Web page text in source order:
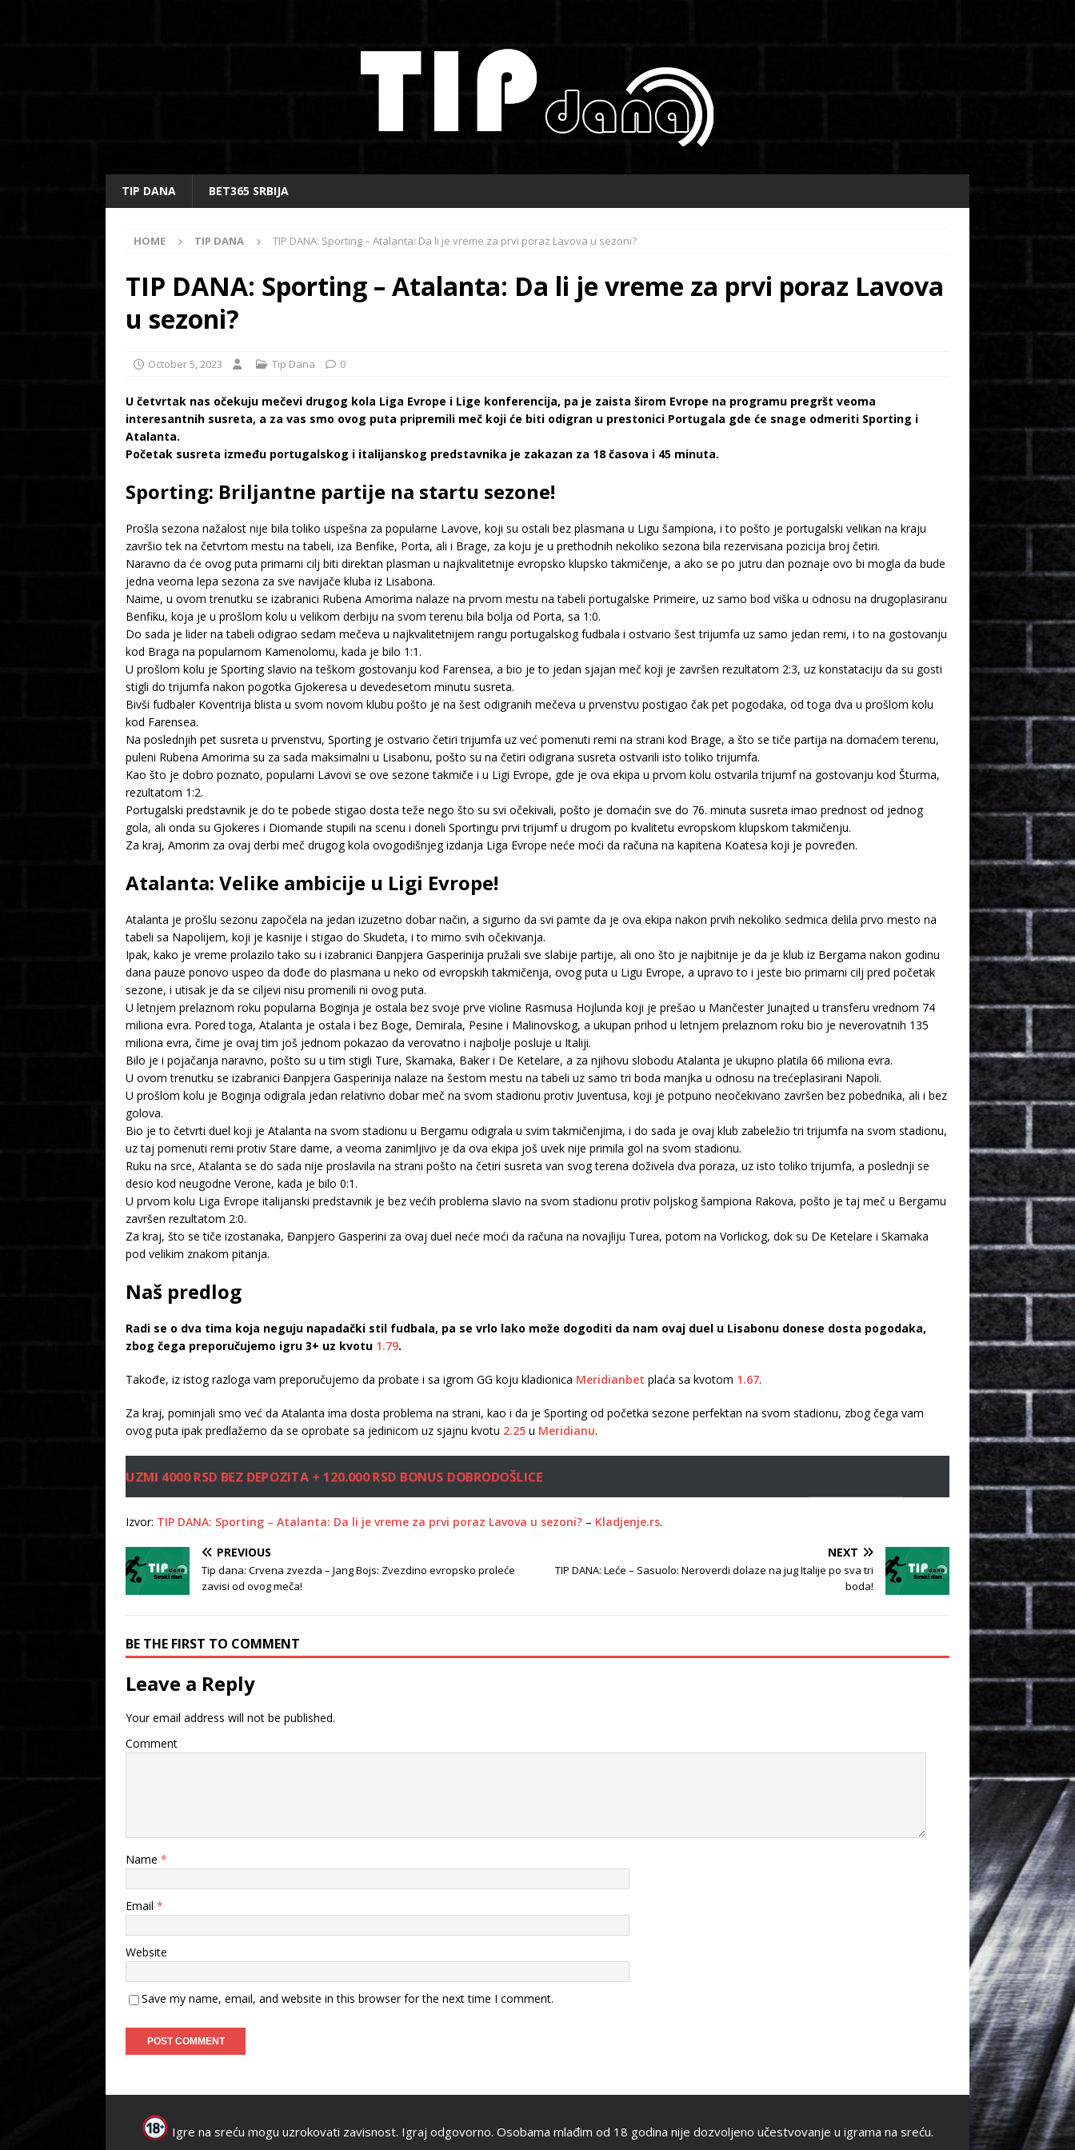
TIP DANA BET365 SRBIJA
HOME TIP DANA TIP DANA: Sporting – Atalanta: Da li je vreme za prvi poraz Lavova u sezoni?
TIP DANA: Sporting – Atalanta: Da li je vreme za prvi poraz Lavova
u sezoni?
October 5, 2023 Tip Dana 0
U četvrtak nas očekuju mečevi drugog kola Liga Evrope i Lige konferencija, pa je zaista širom Evrope na programu pregršt veoma
interesantnih susreta, a za vas smo ovog puta pripremili meč koji će biti odigran u prestonici Portugala gde će snage odmeriti Sporting i
Atalanta.
Početak susreta između portugalskog i italijanskog predstavnika je zakazan za 18 časova i 45 minuta.
Sporting: Briljantne partije na startu sezone!
Prošla sezona nažalost nije bila toliko uspešna za popularne Lavove, koji su ostali bez plasmana u Ligu šampiona, i to pošto je portugalski velikan na kraju
završio tek na četvrtom mestu na tabeli, iza Benfike, Porta, ali i Brage, za koju je u prethodnih nekoliko sezona bila rezervisana pozicija broj četiri.
Naravno da će ovog puta primarni cilj biti direktan plasman u najkvalitetnije evropsko klupsko takmičenje, a ako se po jutru dan poznaje ovo bi mogla da bude
jedna veoma lepa sezona za sve navijače kluba iz Lisabona.
Naime, u ovom trenutku se izabranici Rubena Amorima nalaze na prvom mestu na tabeli portugalske Primeire, uz samo bod viška u odnosu na drugoplasiranu
Benfiku, koja je u prošlom kolu u velikom derbiju na svom terenu bila bolja od Porta, sa 1:0.
Do sada je lider na tabeli odigrao sedam mečeva u najkvalitetnijem rangu portugalskog fudbala i ostvario šest trijumfa uz samo jedan remi, i to na gostovanju
kod Braga na popularnom Kamenolomu, kada je bilo 1:1.
U prošlom kolu je Sporting slavio na teškom gostovanju kod Farensea, a bio je to jedan sjajan meč koji je završen rezultatom 2:3, uz konstataciju da su gosti
stigli do trijumfa nakon pogotka Gjokeresa u devedesetom minutu susreta.
Bivši fudbaler Koventrija blista u svom novom klubu pošto je na šest odigranih mečeva u prvenstvu postigao čak pet pogodaka, od toga dva u prošlom kolu
kod Farensea.
Na poslednjih pet susreta u prvenstvu, Sporting je ostvario četiri trijumfa uz već pomenuti remi na strani kod Brage, a što se tiče partija na domaćem terenu,
puleni Rubena Amorima su za sada maksimalni u Lisabonu, pošto su na četiri odigrana susreta ostvarili isto toliko trijumfa.
Kao što je dobro poznato, popularni Lavovi se ove sezone takmiče i u Ligi Evrope, gde je ova ekipa u prvom kolu ostvarila trijumf na gostovanju kod Šturma,
rezultatom 1:2.
Portugalski predstavnik je do te pobede stigao dosta teže nego što su svi očekivali, pošto je domaćin sve do 76. minuta susreta imao prednost od jednog
gola, ali onda su Gjokeres i Diomande stupili na scenu i doneli Sportingu prvi trijumf u drugom po kvalitetu evropskom klupskom takmičenju.
Za kraj, Amorim za ovaj derbi meč drugog kola ovogodišnjeg izdanja Liga Evrope neće moći da računa na kapitena Koatesa koji je povređen.
Atalanta: Velike ambicije u Ligi Evrope!
Atalanta je prošlu sezonu započela na jedan izuzetno dobar način, a sigurno da svi pamte da je ova ekipa nakon prvih nekoliko sedmica delila prvo mesto na
tabeli sa Napolijem, koji je kasnije i stigao do Skudeta, i to mimo svih očekivanja.
Ipak, kako je vreme prolazilo tako su i izabranici Đanpjera Gasperinija pružali sve slabije partije, ali ono što je najbitnije je da je klub iz Bergama nakon godinu
dana pauze ponovo uspeo da dođe do plasmana u neko od evropskih takmičenja, ovog puta u Ligu Evrope, a upravo to i jeste bio primarni cilj pred početak
sezone, i utisak je da se ciljevi nisu promenili ni ovog puta.
U letnjem prelaznom roku popularna Boginja je ostala bez svoje prve violine Rasmusa Hojlunda koji je prešao u Mančester Junajted u transferu vrednom 74
miliona evra. Pored toga, Atalanta je ostala i bez Boge, Demirala, Pesine i Malinovskog, a ukupan prihod u letnjem prelaznom roku bio je neverovatnih 135
miliona evra, čime je ovaj tim još jednom pokazao da verovatno i najbolje posluje u Italiji.
Bilo je i pojačanja naravno, pošto su u tim stigli Ture, Skamaka, Baker i De Ketelare, a za njihovu slobodu Atalanta je ukupno platila 66 miliona evra.
U ovom trenutku se izabranici Đanpjera Gasperinija nalaze na šestom mestu na tabeli uz samo tri boda manjka u odnosu na trećeplasirani Napoli.
U prošlom kolu je Boginja odigrala jedan relativno dobar meč na svom stadionu protiv Juventusa, koji je potpuno neočekivano završen bez pobednika, ali i bez
golova.
Bio je to četvrti duel koji je Atalanta na svom stadionu u Bergamu odigrala u svim takmičenjima, i do sada je ovaj klub zabeležio tri trijumfa na svom stadionu,
uz taj pomenuti remi protiv Stare dame, a veoma zanimljivo je da ova ekipa još uvek nije primila gol na svom stadionu.
Ruku na srce, Atalanta se do sada nije proslavila na strani pošto na četiri susreta van svog terena doživela dva poraza, uz isto toliko trijumfa, a poslednji se
desio kod neugodne Verone, kada je bilo 0:1.
U prvom kolu Liga Evrope italijanski predstavnik je bez većih problema slavio na svom stadionu protiv poljskog šampiona Rakova, pošto je taj meč u Bergamu
završen rezultatom 2:0.
Za kraj, što se tiče izostanaka, Đanpjero Gasperini za ovaj duel neće moći da računa na novajliju Turea, potom na Vorlickog, dok su De Ketelare i Skamaka
pod velikim znakom pitanja.
Naš predlog
Radi se o dva tima koja neguju napadački stil fudbala, pa se vrlo lako može dogoditi da nam ovaj duel u Lisabonu donese dosta pogodaka,
zbog čega preporučujemo igru 3+ uz kvotu 1.79.
Takođe, iz istog razloga vam preporučujemo da probate i sa igrom GG koju kladionica Meridianbet plaća sa kvotom 1.67.
Za kraj, pominjali smo već da Atalanta ima dosta problema na strani, kao i da je Sporting od početka sezone perfektan na svom stadionu, zbog čega vam
ovog puta ipak predlažemo da se oprobate sa jedinicom uz sjajnu kvotu 2.25 u Meridianu.
UZMI 4000 RSD BEZ DEPOZITA + 120.000 RSD BONUS DOBRODOŠLICE
Izvor: TIP DANA: Sporting – Atalanta: Da li je vreme za prvi poraz Lavova u sezoni? – Kladjenje.rs.
PREVIOUS
Tip dana: Crvena zvezda – Jang Bojs: Zvezdino evropsko proleće
zavisi od ovog meča!
NEXT
TIP DANA: Leće – Sasuolo: Neroverdi dolaze na jug Italije po sva tri
boda!
BE THE FIRST TO COMMENT
Leave a Reply
Your email address will not be published.
Comment
Name *
Email *
Website
Save my name, email, and website in this browser for the next time I comment.
Igre na sreću mogu uzrokovati zavisnost. Igraj odgovorno. Osobama mlađim od 18 godina nije dozvoljeno učestvovanje u igrama na sreću.